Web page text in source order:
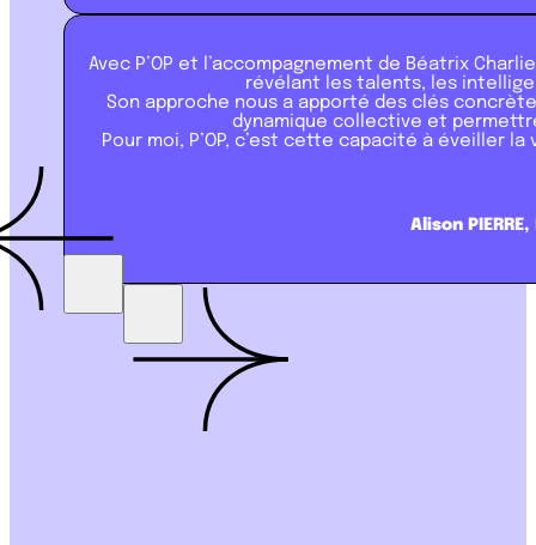
Avec P’OP et l’accompagnement de Béatrix
révélant les talents, les
Son approche nous a apporté des clés
dynamique collective et
Pour moi, P’OP, c’est cette capacité à éveiller
Alison